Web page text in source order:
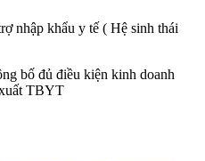
nhập khẩu y tế ( Hệ sinh thái
bố đủ điều kiện kinh doanh
TBYT